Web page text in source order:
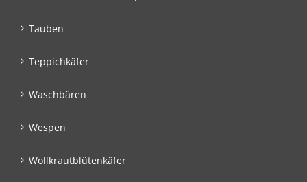
Tauben
Teppichkäfer
Waschbären
Wespen
Wollkrautblütenkäfer